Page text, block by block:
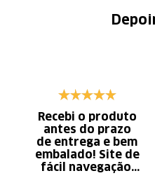
Recebi o produto
antes do prazo
de entrega e bem
embalado! Site de
fácil navegação.